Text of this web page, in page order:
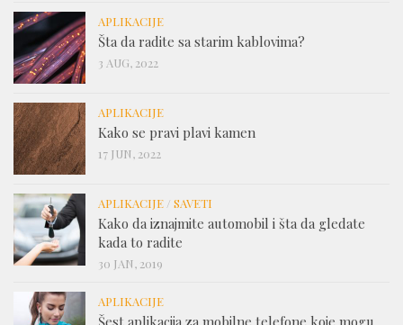
APLIKACIJE
Šta da radite sa starim kablovima?
3 AUG, 2022
APLIKACIJE
Kako se pravi plavi kamen
17 JUN, 2022
APLIKACIJE / SAVETI
Kako da iznajmite automobil i šta da gledate
kada to radite
30 JAN, 2019
APLIKACIJE
Šest aplikacija za mobilne telefone koje mogu